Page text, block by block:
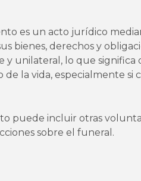
es un acto jurídico
bienes, derechos y
y unilateral, lo que
la vida, especialmente si
puede incluir otras
sobre el funeral.